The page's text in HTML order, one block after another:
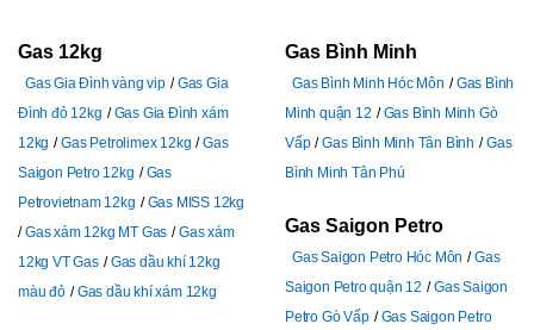
Gas 12kg
Gas Gia Đình vàng vip
Gas Gia
Đình đỏ 12kg
Gas Gia Đình xám
12kg
Gas Petrolimex 12kg
Gas
Saigon Petro 12kg
Gas
Petrovietnam 12kg
Gas MISS 12kg
Gas xám 12kg MT Gas
Gas xám
12kg VT Gas
Gas dầu khí 12kg
màu đỏ
Gas dầu khí xám 12kg
Gas Bình Minh
Gas Bình Minh Hóc Môn
Gas Bình
Minh quận 12
Gas Bình Minh Gò
Vấp
Gas Bình Minh Tân Bình
Gas
Bình Minh Tân Phú
Gas Saigon Petro
Gas Saigon Petro Hóc Môn
Gas
Saigon Petro quận 12
Gas Saigon
Petro Gò Vấp
Gas Saigon Petro